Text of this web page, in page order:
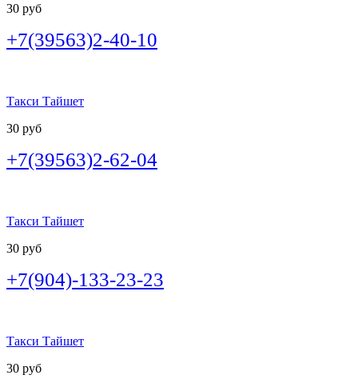
30 руб
+7(39563)2-40-10
Такси Тайшет
30 руб
+7(39563)2-62-04
Такси Тайшет
30 руб
+7(904)-133-23-23
Такси Тайшет
30 руб